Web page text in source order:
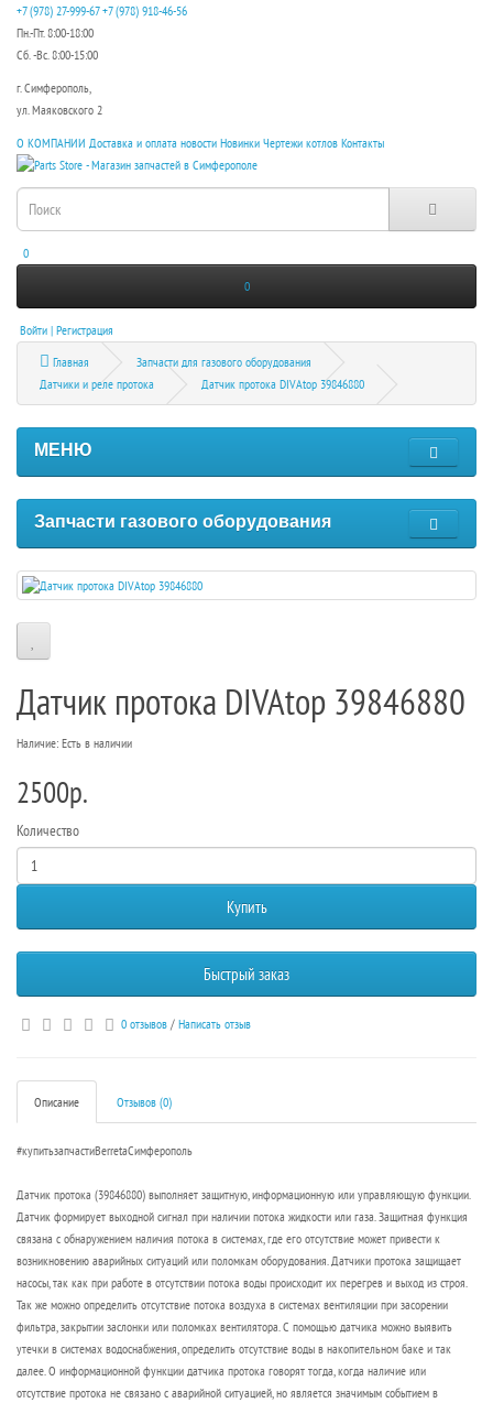
+7 (978) 27-999-67 +7 (978) 918-46-56
Пн.-Пт. 8:00-18:00
Сб. -Вс. 8:00-15:00
г. Симферополь,
ул. Маяковского 2
О КОМПАНИИ Доставка и оплата новости Новинки Чертежи котлов Контакты
0
0
Войти | Регистрация
Главная
Запчасти для газового оборудования
Датчики и реле протока
Датчик протока DIVAtop 39846880
МЕНЮ
Запчасти газового оборудования
Датчик протока DIVAtop 39846880
Наличие: Есть в наличии
2500р.
Количество
Купить
Быстрый заказ
0 отзывов / Написать отзыв
Описание Отзывов (0)
#купитьзапчастиBerretaCимферополь
Датчик протока (39846880) выполняет защитную, информационную или управляющую функции.
Датчик формирует выходной сигнал при наличии потока жидкости или газа. Защитная функция
связана с обнаружением наличия потока в системах, где его отсутствие может привести к
возникновению аварийных ситуаций или поломкам оборудования. Датчики протока защищает
насосы, так как при работе в отсутствии потока воды происходит их перегрев и выход из строя.
Так же можно определить отсутствие потока воздуха в системах вентиляции при засорении
фильтра, закрытии заслонки или поломках вентилятора. С помощью датчика можно выявить
утечки в системах водоснабжения, определить отсутствие воды в накопительном баке и так
далее. О информационной функции датчика протока говорят тогда, когда наличие или
отсутствие протока не связано с аварийной ситуацией, но является значимым событием в